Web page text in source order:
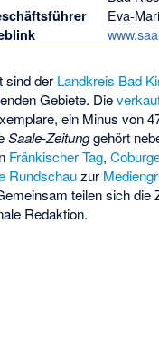
Eva-
sind der Landkreis Bad
Gebiete. Die
ein Minus von
Saale-Zeitunggehört
Fränkischer Tag,
Rundschauzur
teilen sich die
Redaktion.